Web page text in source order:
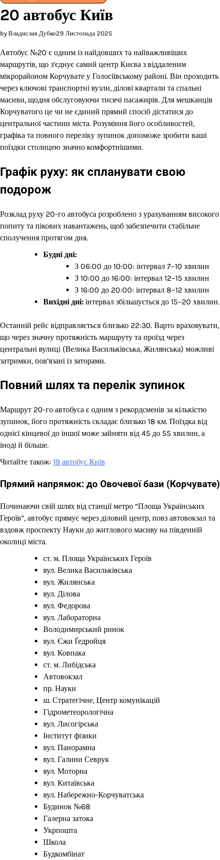
20 автобус Київ
by Владислав Дубко29 Листопада 2025
Автобус №20 є одним із найдовших та найважливіших
маршрутів, що з’єднує самий центр Києва з віддаленим
мікрорайоном Корчувате у Голосіївському районі. Він проходить
через ключові транспортні вузли, ділові квартали та спальні
масиви, щодня обслуговуючи тисячі пасажирів. Для мешканців
Корчуватого це чи не єдиний прямий спосіб дістатися до
центральної частини міста. Розуміння його особливостей,
графіка та повного переліку зупинок допоможе зробити ваші
поїздки столицею значно комфортнішими.
Графік руху: як спланувати свою
подорож
Розклад руху 20-го автобуса розроблено з урахуванням високого
попиту та пікових навантажень, щоб забезпечити стабільне
сполучення протягом дня.
Будні дні:
З 06:00 до 10:00: інтервал 7–10 хвилин
З 10:00 до 16:00: інтервал 12–15 хвилин
З 16:00 до 20:00: інтервал 8–12 хвилин
Вихідні дні: інтервал збільшується до 15–20 хвилин.
Останній рейс відправляється близько 22:30. Варто враховувати,
що через значну протяжність маршруту та проїзд через
центральні вулиці (Велика Васильківська, Жилянська) можливі
затримки, пов’язані із заторами.
Повний шлях та перелік зупинок
Маршрут 20-го автобуса є одним з рекордсменів за кількістю
зупинок, його протяжність складає близько 18 км. Поїздка від
однієї кінцевої до іншої може зайняти від 45 до 55 хвилин, а
іноді й більше.
Читайте також: 19 автобус Київ
Прямий напрямок: до Овочевої бази (Корчувате)
Починаючи свій шлях від станції метро “Площа Українських
Героїв”, автобус прямує через діловий центр, повз автовокзал та
вздовж проспекту Науки до житлового масиву на південній
околиці міста.
ст. м. Площа Українських Героїв
вул. Велика Васильківська
вул. Жилянська
вул. Ділова
вул. Федорова
вул. Лабораторна
Володимирський ринок
вул. Єжи Ґедройця
вул. Ковпака
ст. м. Либідська
Автовокзал
пр. Науки
ш. Стратегічне, Центр комунікацій
Гідрометеорологічна
вул. Лисогірська
Інститут фізики
вул. Панорамна
вул. Галини Севрук
вул. Моторна
вул. Китаївська
вул. Набережно-Корчуватська
Будинок №68
Галерна затока
Укрпошта
Школа
Будкомбінат